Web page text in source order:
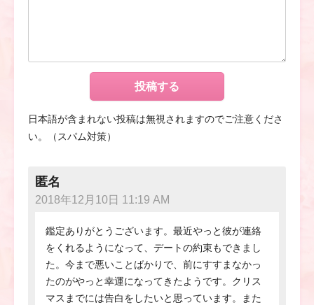
日本語が含まれない投稿は無視されますのでご注意くださ
い。（スパム対策）
匿名
2018年12月10日 11:19 AM
鑑定ありがとうございます。最近やっと彼が連絡
をくれるようになって、デートの約束もできまし
た。今まで悪いことばかりで、前にすすまなかっ
たのがやっと幸運になってきたようです。クリス
マスまでには告白をしたいと思っています。また